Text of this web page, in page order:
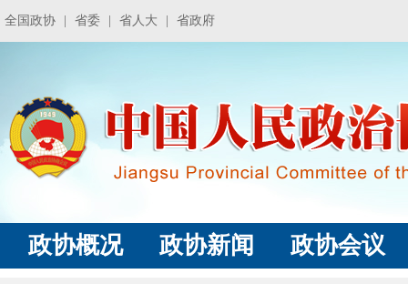
全国政协 省委 省人大 省政府
政协概况 政协新闻 政协会议